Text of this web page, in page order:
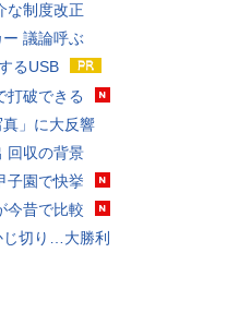
な制度改正
議論呼ぶ
るUSB
打破できる
」に大反響
回収の背景
子園で快挙
今昔で比較
じ切り…大勝利